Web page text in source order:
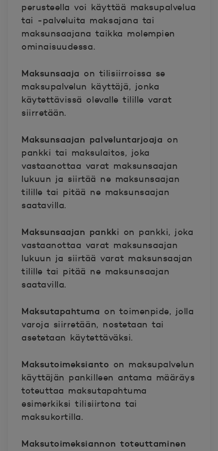
perusteella voi käyttää maksupalvelua
tai -palveluita maksajana tai
maksunsaajana taikka molempien
ominaisuudessa.
Maksunsaaja on tilisiirroissa se
maksupalvelun käyttäjä, jonka
käytettävissä olevalle tilille varat
siirretään.
Maksunsaajan palveluntarjoaja on
pankki tai maksulaitos, joka
vastaanottaa varat maksunsaajan
lukuun ja siirtää ne maksunsaajan
tilille tai pitää ne maksunsaajan
saatavilla.
Maksunsaajan pankki on pankki, joka
vastaanottaa varat maksunsaajan
lukuun ja siirtää varat maksunsaajan
tilille tai pitää ne maksunsaajan
saatavilla.
Maksutapahtuma on toimenpide, jolla
varoja siirretään, nostetaan tai
asetetaan käytettäväksi.
Maksutoimeksianto on maksupalvelun
käyttäjän pankilleen antama määräys
toteuttaa maksutapahtuma
esimerkiksi tilisiirtona tai
maksukortilla.
Maksutoimeksiannon toteuttaminen